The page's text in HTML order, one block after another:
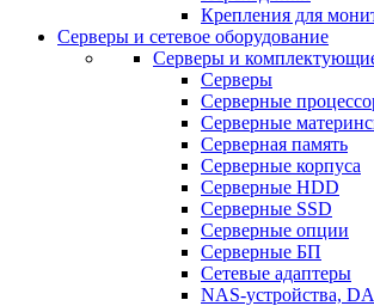
Крепления для
Серверы и сетевое оборудование
Серверы и
Серверы
Серверные
Серверные
Серверная память
Серверные корпуса
Серверные HDD
Серверные SSD
Серверные опции
Серверные БП
Сетевые адаптеры
NAS-устройства,